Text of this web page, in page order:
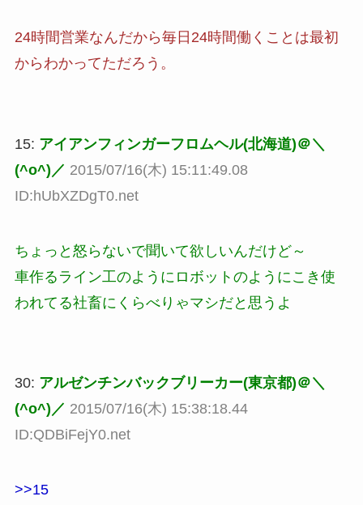
24時間営業なんだから毎日24時間働くことは最初
からわかってただろう。
15: アイアンフィンガーフロムヘル(北海道)＠＼
(^o^)／ 2015/07/16(木) 15:11:49.08
ID:hUbXZDgT0.net
ちょっと怒らないで聞いて欲しいんだけど～
車作るライン工のようにロボットのようにこき使
われてる社畜にくらべりゃマシだと思うよ
30: アルゼンチンバックブリーカー(東京都)＠＼
(^o^)／ 2015/07/16(木) 15:38:18.44
ID:QDBiFejY0.net
>>15